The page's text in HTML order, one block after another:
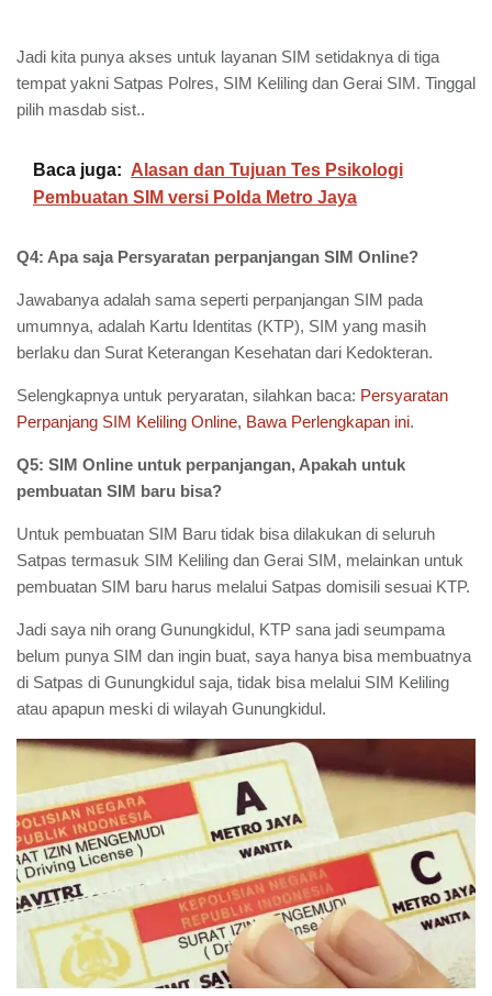
Jadi kita punya akses untuk layanan SIM setidaknya di tiga
tempat yakni Satpas Polres, SIM Keliling dan Gerai SIM. Tinggal
pilih masdab sist..
Baca juga: Alasan dan Tujuan Tes Psikologi
Pembuatan SIM versi Polda Metro Jaya
Q4: Apa saja Persyaratan perpanjangan SIM Online?
Jawabanya adalah sama seperti perpanjangan SIM pada
umumnya, adalah Kartu Identitas (KTP), SIM yang masih
berlaku dan Surat Keterangan Kesehatan dari Kedokteran.
Selengkapnya untuk peryaratan, silahkan baca: Persyaratan
Perpanjang SIM Keliling Online, Bawa Perlengkapan ini.
Q5: SIM Online untuk perpanjangan, Apakah untuk
pembuatan SIM baru bisa?
Untuk pembuatan SIM Baru tidak bisa dilakukan di seluruh
Satpas termasuk SIM Keliling dan Gerai SIM, melainkan untuk
pembuatan SIM baru harus melalui Satpas domisili sesuai KTP.
Jadi saya nih orang Gunungkidul, KTP sana jadi seumpama
belum punya SIM dan ingin buat, saya hanya bisa membuatnya
di Satpas di Gunungkidul saja, tidak bisa melalui SIM Keliling
atau apapun meski di wilayah Gunungkidul.